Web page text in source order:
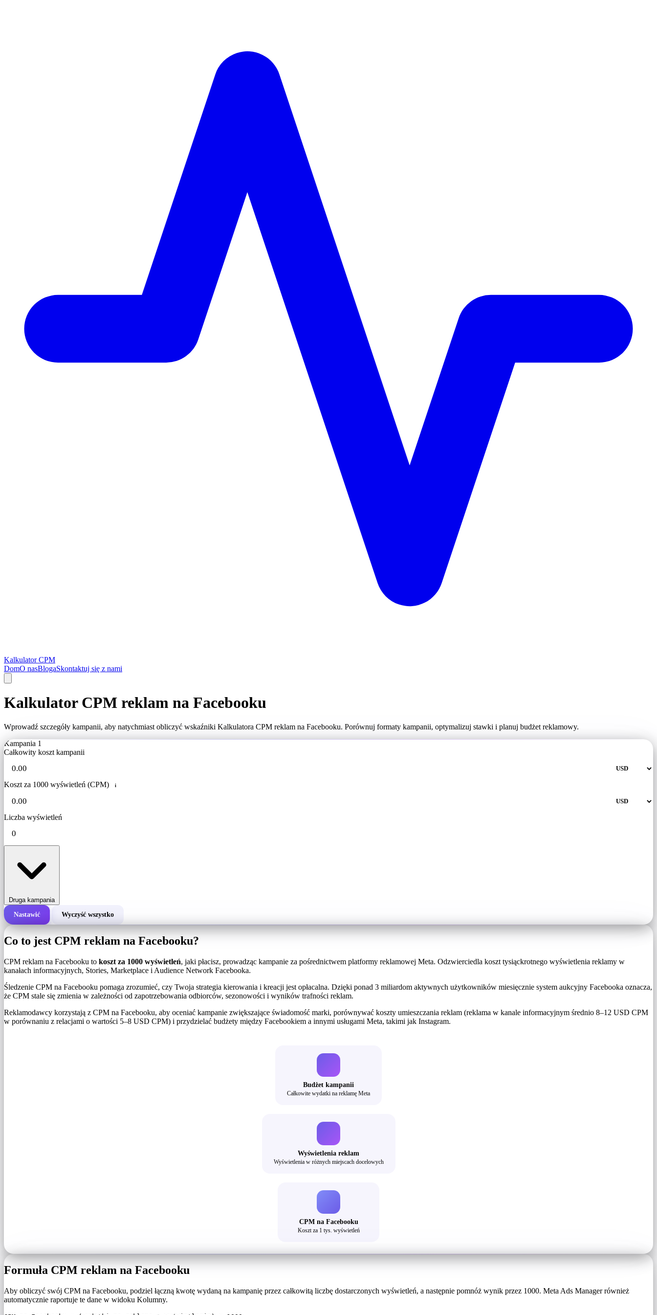
Kalkulator CPM
DomO nasBlogaSkontaktuj się z nami
Kalkulator CPM reklam na Facebooku
Wprowadź szczegóły kampanii, aby natychmiast obliczyć wskaźniki Kalkulatora CPM reklam na Facebooku. Porównuj formaty kampanii, optymalizuj stawki i planuj budżet reklamowy.
Kampania 1
Całkowity koszt kampanii
Koszt za 1000 wyświetleń (CPM) i
Liczba wyświetleń
Druga kampania
Całkowity koszt kampanii
Liczba wyświetleń
Nastawić Wyczyść wszystko
Co to jest CPM reklam na Facebooku?
CPM reklam na Facebooku to koszt za 1000 wyświetleń, jaki płacisz, prowadząc kampanie za pośrednictwem platformy reklamowej Meta. Odzwierciedla koszt tysiąckrotnego wyświetlenia reklamy w
kanałach informacyjnych, Stories, Marketplace i Audience Network Facebooka.
Śledzenie CPM na Facebooku pomaga zrozumieć, czy Twoja strategia kierowania i kreacji jest opłacalna. Dzięki ponad 3 miliardom aktywnych użytkowników miesięcznie system aukcyjny Facebooka oznacza,
że ​​CPM stale się zmienia w zależności od zapotrzebowania odbiorców, sezonowości i wyników trafności reklam.
Reklamodawcy korzystają z CPM na Facebooku, aby oceniać kampanie zwiększające świadomość marki, porównywać koszty umieszczania reklam (reklama w kanale informacyjnym średnio 8–12 USD CPM
w porównaniu z relacjami o wartości 5–8 USD CPM) i przydzielać budżety między Facebookiem a innymi usługami Meta, takimi jak Instagram.
Budżet kampanii
Całkowite wydatki na reklamę Meta
Wyświetlenia reklam
Wyświetlenia w różnych miejscach docelowych
CPM na Facebooku
Koszt za 1 tys. wyświetleń
Formuła CPM reklam na Facebooku
Aby obliczyć swój CPM na Facebooku, podziel łączną kwotę wydaną na kampanię przez całkowitą liczbę dostarczonych wyświetleń, a następnie pomnóż wynik przez 1000. Meta Ads Manager również
automatycznie raportuje te dane w widoku Kolumny.